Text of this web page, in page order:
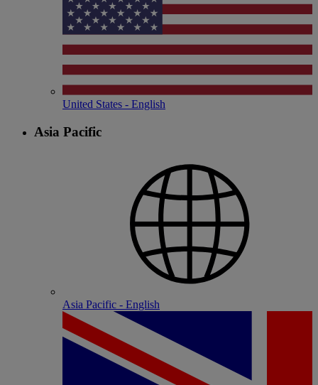
United States - English
Asia Pacific
Asia Pacific - English